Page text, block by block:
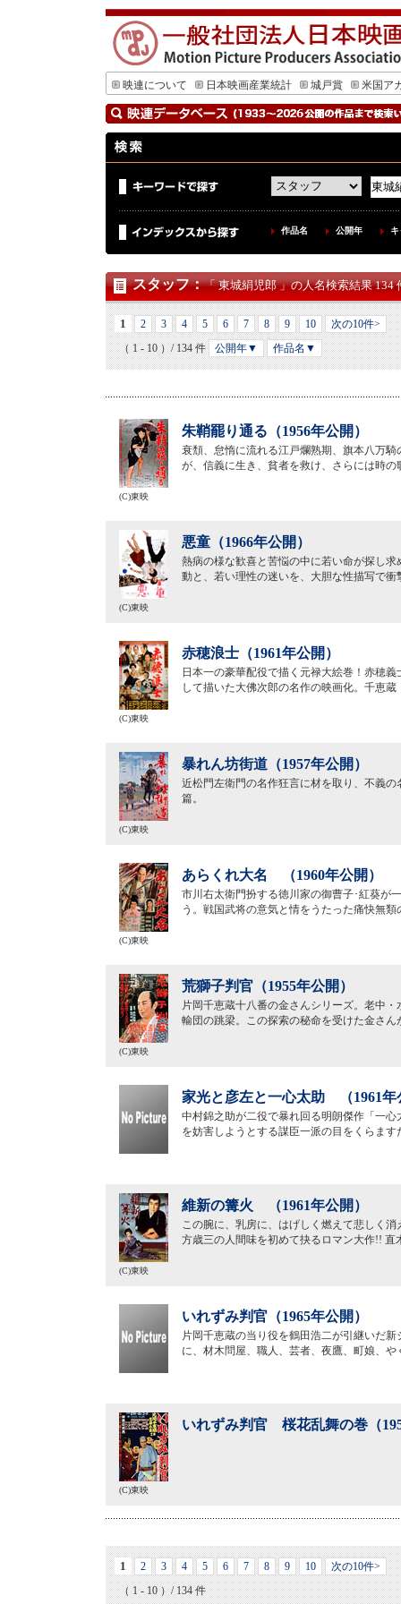
映連について 日本映画産業統計 城戸賞 米国ア
作品名 公開年
スタッフ：「 東城絹児郎 」の人名検索結果 134
1 2 3 4 5 6 7 8 9 10
次の10件>
（ 1 - 10 ）/ 134 件
公開年▼ 作品名▼
朱鞘罷り通る（1956年公開）
衰頽、怠惰に流れる江戸爛熟期、旗本八万
が、信義に生き、貧者を救け、さらには時
(C)東映
悪童（1966年公開）
熱病の様な歓喜と苦悩の中に若い命が探し
動と、若い理性の迷いを、大胆な性描写で
(C)東映
赤穂浪士（1961年公開）
日本一の豪華配役で描く元禄大絵巻！赤穂
して描いた大佛次郎の名作の映画化。千恵
(C)東映
暴れん坊街道（1957年公開）
近松門左衛門の名作狂言に材を取り、不義
篇。
(C)東映
あらくれ大名 （1960年公開）
市川右太衛門扮する徳川家の御曹子･紅葵が
う。戦国武将の意気と情をうたった痛快無類
(C)東映
荒獅子判官（1955年公開）
片岡千恵蔵十八番の金さんシリーズ。老中
輸団の跳梁。この探索の秘命を受けた金さ
(C)東映
家光と彦左と一心太助 （1961年
中村錦之助が二役で暴れ回る明朗傑作「一
を妨害しようとする謀臣一派の目をくらま
維新の篝火 （1961年公開）
この腕に、乳房に、はげしく燃えて悲しく
方歳三の人間味を初めて抉るロマン大作!!
(C)東映
いれずみ判官（1965年公開）
片岡千恵蔵の当り役を鶴田浩二が引継いだ
に、材木問屋、職人、芸者、夜鷹、町娘、
いれずみ判官 桜花乱舞の巻（
(C)東映
1 2 3 4 5 6 7 8 9 10
次の10件>
（ 1 - 10 ）/ 134 件